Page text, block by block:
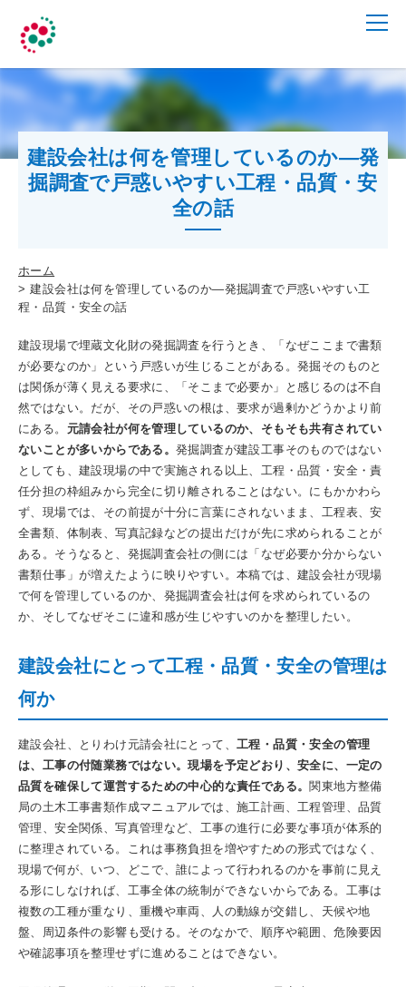
建設会社は何を管理しているのか―発
掘調査で戸惑いやすい工程・品質・安
全の話
ホーム
建設会社は何を管理しているのか―発掘調査で戸惑いやすい工
程・品質・安全の話
建設現場で埋蔵文化財の発掘調査を行うとき、「なぜここまで書類
が必要なのか」という戸惑いが生じることがある。発掘そのものと
は関係が薄く見える要求に、「そこまで必要か」と感じるのは不自
然ではない。だが、その戸惑いの根は、要求が過剰かどうかより前
にある。 元請会社が何を管理しているのか、そもそも共有されてい
ないことが多いからである。発掘調査が建設工事そのものではない
としても、建設現場の中で実施される以上、工程・品質・安全・責
任分担の枠組みから完全に切り離されることはない。にもかかわら
ず、現場では、その前提が十分に言葉にされないまま、工程表、安
全書類、体制表、写真記録などの提出だけが先に求められることが
ある。そうなると、発掘調査会社の側には「なぜ必要か分からない
書類仕事」が増えたように映りやすい。本稿では、建設会社が現場
で何を管理しているのか、発掘調査会社は何を求められているの
か、そしてなぜそこに違和感が生じやすいのかを整理したい。
建設会社にとって工程・品質・安全の管理は
何か
建設会社、とりわけ元請会社にとって、工程・品質・安全の管理
は、工事の付随業務ではない。現場を予定どおり、安全に、一定の
品質を確保して運営するための中心的な責任である。 関東地方整備
局の土木工事書類作成マニュアルでは、施工計画、工程管理、品質
管理、安全関係、写真管理など、工事の進行に必要な事項が体系的
に整理されている。これは事務負担を増やすための形式ではなく、
現場で何が、いつ、どこで、誰によって行われるのかを事前に見え
る形にしなければ、工事全体の統制ができないからである。工事は
複数の工種が重なり、重機や車両、人の動線が交錯し、天候や地
盤、周辺条件の影響も受ける。そのなかで、順序や範囲、危険要因
や確認事項を整理せずに進めることはできない。